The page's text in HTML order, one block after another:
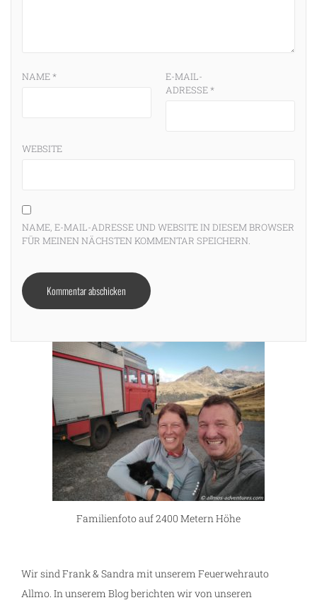
NAME*
E-MAIL-
ADRESSE*
WEBSITE
NAME, E-MAIL-ADRESSE UND WEBSITE IN DIESEM BROWSER
FÜR MEINEN NÄCHSTEN KOMMENTAR SPEICHERN.
Familienfoto auf 2400 Metern Höhe
Wir sind Frank & Sandra mit unserem Feuerwehrauto
Allmo. In unserem Blog berichten wir von unseren